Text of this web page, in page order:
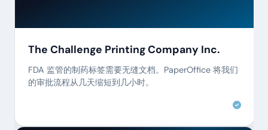
The Challenge Printing Company Inc.
FDA 监管的制药标签需要无缝文档。PaperOffice 将我们
的审批流程从几天缩短到几小时。